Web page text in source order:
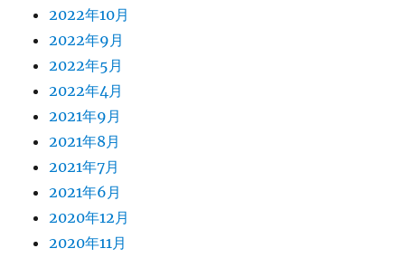
2022年10月
2022年9月
2022年5月
2022年4月
2021年9月
2021年8月
2021年7月
2021年6月
2020年12月
2020年11月